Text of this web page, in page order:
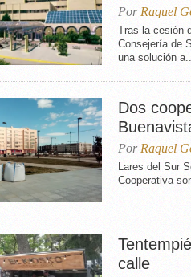
Por Raquel
Tras la cesión
Consejería de
una solución a...
Dos
Por Raquel
Lares del Sur
Cooperativa
calle